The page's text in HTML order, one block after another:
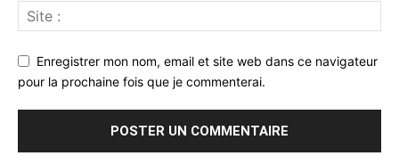
Enregistrer mon nom, email et site web dans ce navigateur
pour la prochaine fois que je commenterai.